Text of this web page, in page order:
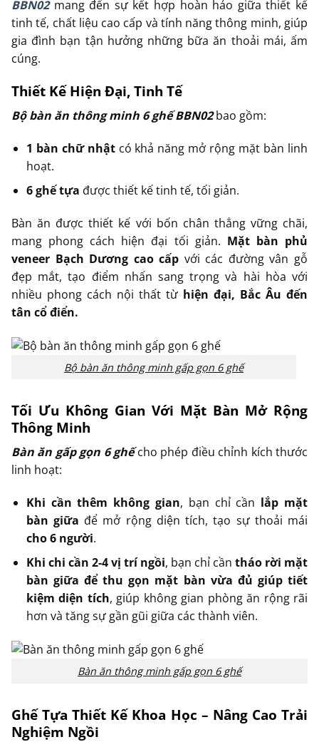
BBN02mang đến sự kết hợp hoàn hảo giữa thiết kế
tinh tế, chất liệu cao cấp và tính năng thông minh, giúp
gia đình bạn tận hưởng những bữa ăn thoải mái, ấm
cúng.
Thiết Kế Hiện Đại, Tinh Tế
Bộ bàn ăn thông minh 6 ghế BBN02bao gồm:
1 bàn chữ nhậtcó khả năng mở rộng mặt bàn linh
hoạt.
6 ghế tựa được thiết kế tinh tế, tối giản.
Bàn ăn được thiết kế với bốn chân thẳng vững chãi,
mang phong cách hiện đại tối giản. Mặt bàn phủ
veneer Bạch Dương cao cấp với các đường vân gỗ
đẹp mắt, tạo điểm nhấn sang trọng và hài hòa với
nhiều phong cách nội thất từ hiện đại, Bắc Âu đến
tân cổ điển.
Bộ bàn ăn thông minh gấp gọn 6 ghế
Tối Ưu Không Gian Với Mặt Bàn Mở Rộng
Thông Minh
Bàn ăn gấp gọn 6 ghếcho phép điều chỉnh kích thước
linh hoạt:
Khi cần thêm không gian, bạn chỉ cần lắp mặt
bàn giữa để mở rộng diện tích, tạo sự thoải mái
cho 6 người.
Khi chi cần 2-4 vị trí ngồi, bạn chỉ cần tháo rời mặt
bàn giữa để thu gọn mặt bàn vừa đủ giúp tiết
kiệm diện tích, giúp không gian phòng ăn rộng rãi
hơn và tăng sự gần gũi giữa các thành viên.
Bàn ăn thông minh gấp gọn 6 ghế
Ghế Tựa Thiết Kế Khoa Học – Nâng Cao Trải
Nghiệm Ngồi